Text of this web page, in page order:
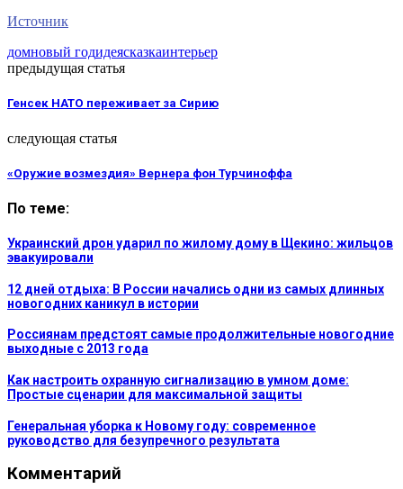
Источник
домновый годидеясказкаинтерьер
предыдущая статья
Генсек НАТО переживает за Сирию
следующая статья
«Оружие возмездия» Вернера фон Турчиноффа
По теме:
Украинский дрон ударил по жилому дому в Щекино: жильцов
эвакуировали
12 дней отдыха: В России начались одни из самых длинных
новогодних каникул в истории
Россиянам предстоят самые продолжительные новогодние
выходные с 2013 года
Как настроить охранную сигнализацию в умном доме:
Простые сценарии для максимальной защиты
Генеральная уборка к Новому году: современное
руководство для безупречного результата
Комментарий